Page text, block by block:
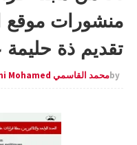
منشورات موقع
تقديم ذة
byمحمد القاسمي Al kacimi Mohamed